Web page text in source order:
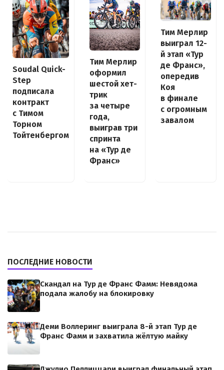
Soudal Quick-
Step
подписала
контракт
с Тимом
Торном
Тойтенбергом
Тим Мерлир
оформил
шестой хет-
трик
за четыре
года,
выиграв три
спринта
на «Тур де
Франс»
Тим Мерлир
выиграл 12-
й этап «Тур
де Франс»,
опередив
Коя
в финале
с огромным
завалом
ПОСЛЕДНИЕ НОВОСТИ
Скандал на Тур де Франс Фамм: Невядома
подала жалобу на блокировку
Деми Воллеринг выиграла 8-й этап Тур де
Франс Фамм и захватила жёлтую майку